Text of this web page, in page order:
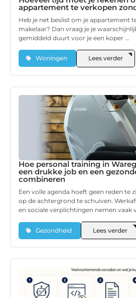
appartement te verkopen
Heb je net beslist om je appartement
makelaar? Dan vraag je je
gemiddeld duurt voor je een koper ...
Woningen Lees verder
Hoe personal training in
een drukke job en een
combineren
Een volle agenda hoeft geen reden te
op de achtergrond te schuiven.
en sociale verplichtingen nemen vaak
Gezondheid Lees verder